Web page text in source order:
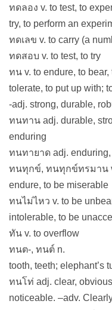
ทดลอง v. to test, to
try, to perform an
ทดเลข v. to carry (a
ทดสอบ v. to test, to try
ทน v. to endure, to bear,
tolerate, to put up with;
-adj. strong, durable,
ทนทาน adj. durable,
enduring
ทนทายาด adj. enduring,
ทนทุกข์, ทนทุกข์ทรมาน
endure, to be miserable
ทนไม่ไหว v. to be
intolerable, to be
ทัน v. to overflow
ทนต-, ทนต์ n.
tooth, teeth; elephant’s
ทนโท่ adj. clear,
noticeable. –adv.